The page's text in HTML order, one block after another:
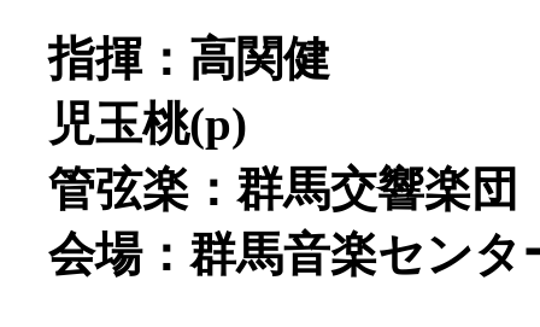
指揮：高関健
児玉桃(p)
管弦楽：群馬交響楽団
会場：群馬音楽センタ